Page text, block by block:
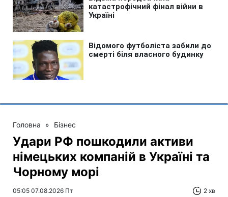
Головна » Бізнес
Удари РФ пошкодили активи
німецьких компаній в Україні та
Чорному морі
05:05 07.08.2026 Пт 2 хв